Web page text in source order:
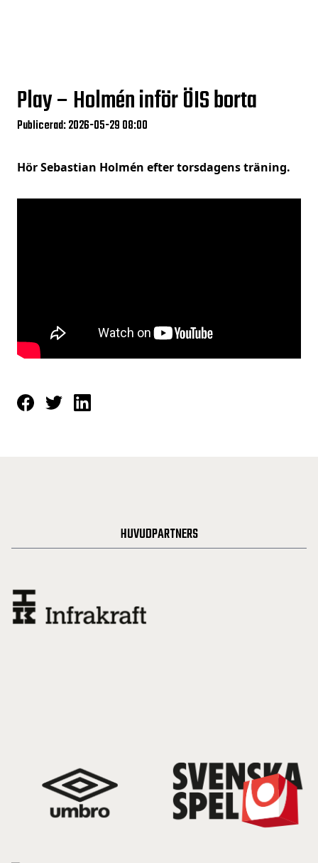
Play – Holmén inför ÖIS borta
Publicerad: 2026-05-29 08:00
Hör Sebastian Holmén efter torsdagens träning.
HUVUDPARTNERS